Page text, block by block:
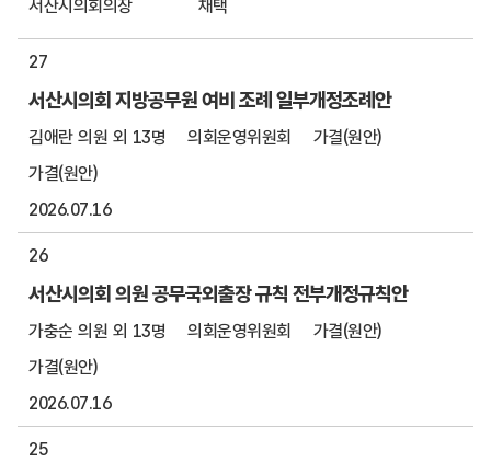
서산시의회의장 채택
27
서산시의회 지방공무원 여비 조례 일부개정조례안
김애란 의원 외 13명 의회운영위원회
가결(원안)
가결(원안)
2026.07.16
26
서산시의회 의원 공무국외출장 규칙 전부개정규칙안
가충순 의원 외 13명 의회운영위원회
가결(원안)
가결(원안)
2026.07.16
25